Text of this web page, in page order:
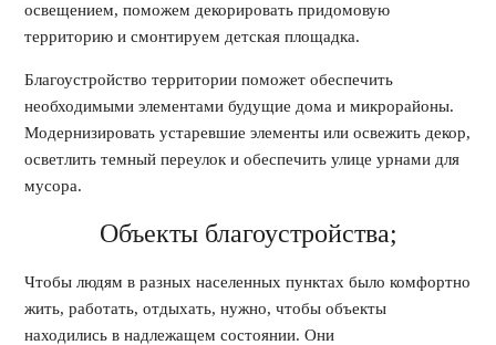
освещением, поможем декорировать придомовую
территорию и смонтируем детская площадка.
Благоустройство территории поможет обеспечить
необходимыми элементами будущие дома и микрорайоны.
Модернизировать устаревшие элементы или освежить декор,
осветлить темный переулок и обеспечить улице урнами для
мусора.
Объекты благоустройства;
Чтобы людям в разных населенных пунктах было комфортно
жить, работать, отдыхать, нужно, чтобы объекты
находились в надлежащем состоянии. Они